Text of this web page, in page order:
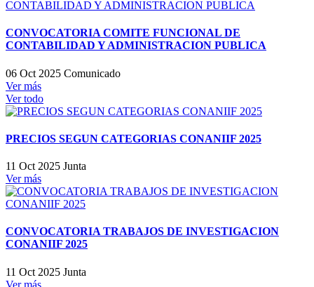
CONVOCATORIA COMITE FUNCIONAL DE
CONTABILIDAD Y ADMINISTRACION PUBLICA
06 Oct 2025 Comunicado
Ver más
Ver todo
PRECIOS SEGUN CATEGORIAS CONANIIF 2025
11 Oct 2025 Junta
Ver más
CONVOCATORIA TRABAJOS DE INVESTIGACION
CONANIIF 2025
11 Oct 2025 Junta
Ver más